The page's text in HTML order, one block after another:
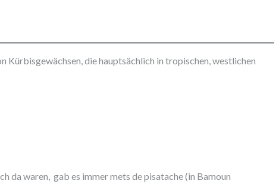
Kürbisgewächsen, die hauptsächlich in tropischen, westlichen
da waren, gab es immer mets de pisatache (in Bamoun